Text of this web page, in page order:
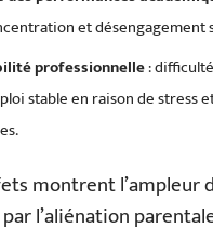
et désengagement
professionnelle:
stable en raison de stress
montrent l’ampleur
l’aliénation